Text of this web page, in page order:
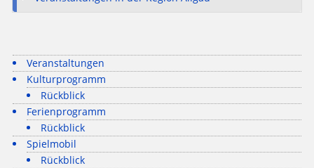
Veranstaltungen
Kulturprogramm
Rückblick
Ferienprogramm
Rückblick
Spielmobil
Rückblick